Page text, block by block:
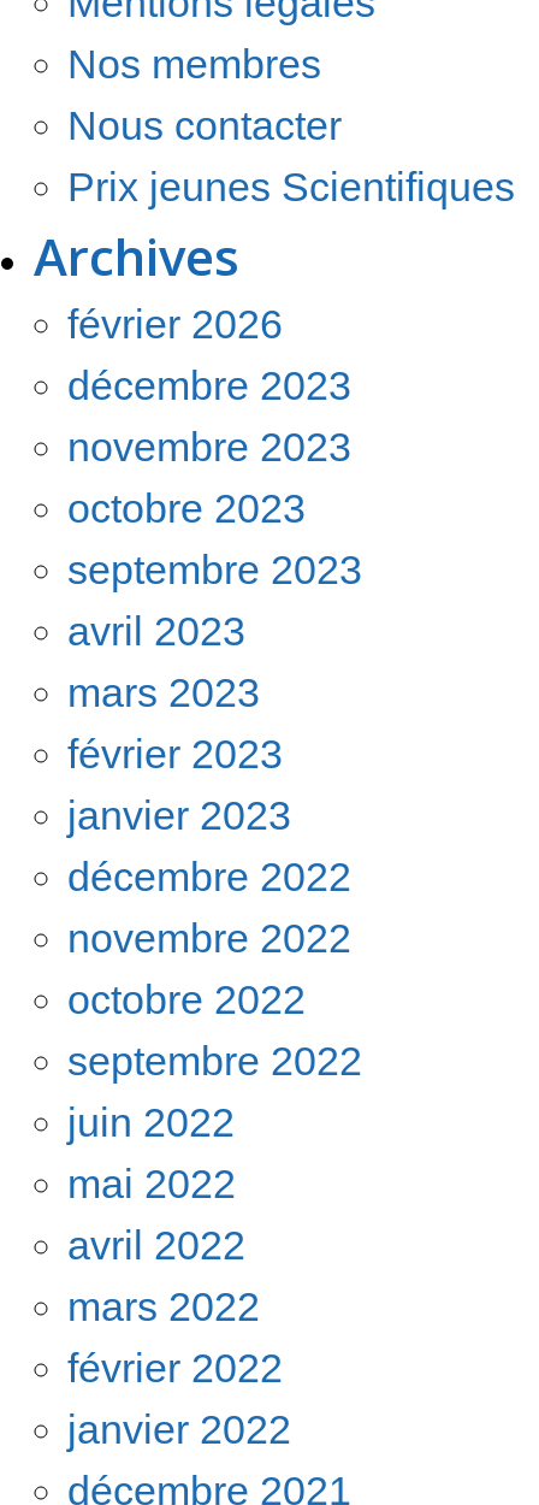
Nos membres
Nous contacter
Prix jeunes Scientifiques
Archives
février 2026
décembre 2023
novembre 2023
octobre 2023
septembre 2023
avril 2023
mars 2023
février 2023
janvier 2023
décembre 2022
novembre 2022
octobre 2022
septembre 2022
juin 2022
mai 2022
avril 2022
mars 2022
février 2022
janvier 2022
décembre 2021